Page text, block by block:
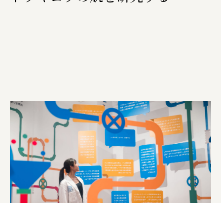
株式会社ENO.STUDIO
日本商工会議所
ユウキ食品株式会社、株式会社広明通信社
株式会社ひらく